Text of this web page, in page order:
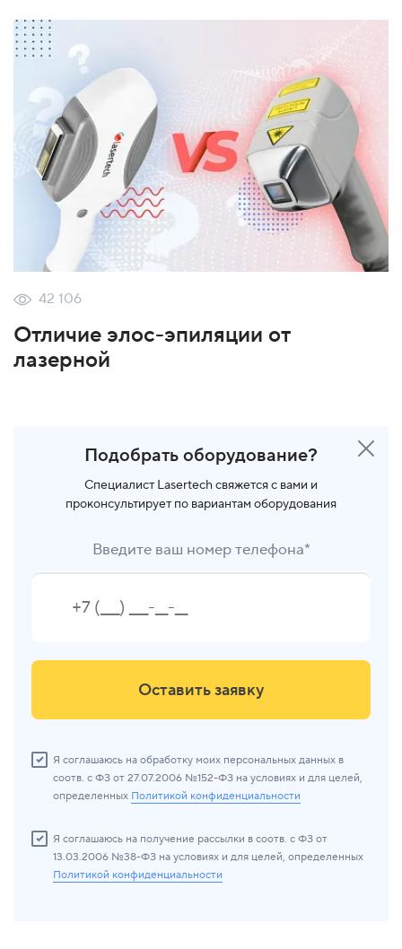
42 106
Отличие элос-эпиляции от
лазерной
Подобрать оборудование?
Специалист Lasertech свяжется с вами и
проконсультирует по вариантам оборудования
Введите ваш номер телефона*
Оставить заявку
Я соглашаюсь на обработку моих персональных данных в
соотв. с ФЗ от 27.07.2006 №152-ФЗ на условиях и для целей,
определенных Политикой конфиденциальности
Я соглашаюсь на получение рассылки в соотв. с ФЗ от
13.03.2006 №38-ФЗ на условиях и для целей, определенных
Политикой конфиденциальности